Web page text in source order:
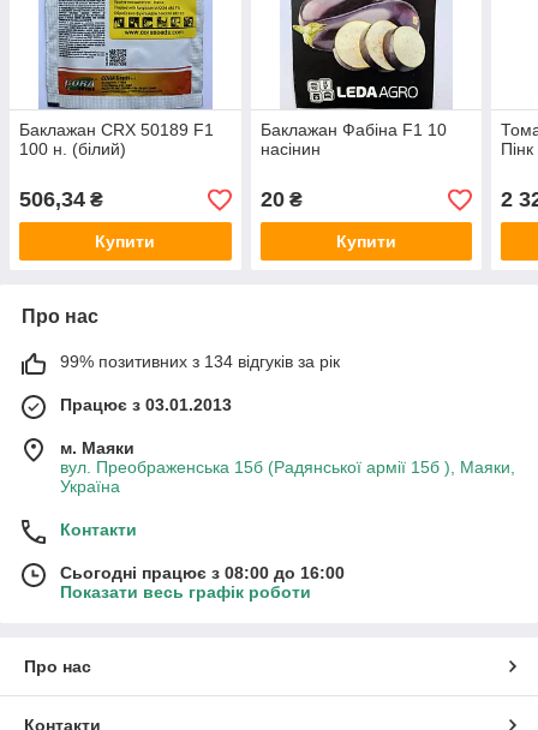
Баклажан CRX 50189 F1
100 н. (білий)
506,34 ₴
Купити
Баклажан Фабіна F1 10
насінин
20₴
Купити
2
Про нас
99% позитивних з 134 відгуків за рік
Працює з 03.01.2013
м. Маяки
вул. Преображенська 15б (Радянської армії 15б ), Маяки,
Україна
Контакти
Сьогодні працює з 08:00 до 16:00
Показати весь графік роботи
Про нас
Контакти